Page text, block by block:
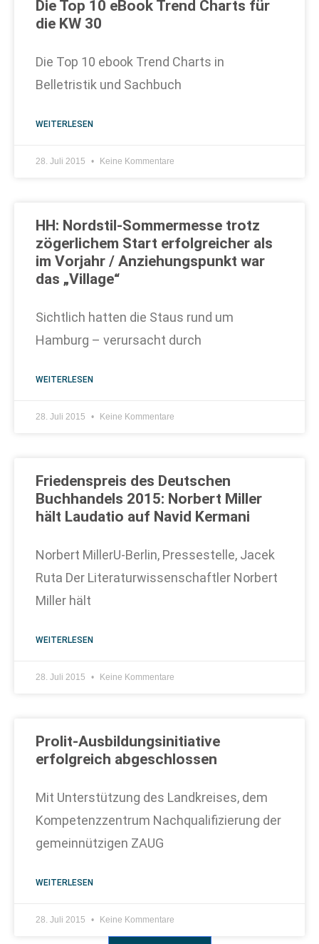
Die Top 10 eBook Trend Charts für
die KW 30
Die Top 10 ebook Trend Charts in
Belletristik und Sachbuch
WEITERLESEN
28. Juli 2015 Keine Kommentare
HH: Nordstil-Sommermesse trotz
zögerlichem Start erfolgreicher als
im Vorjahr / Anziehungspunkt war
das „Village“
Sichtlich hatten die Staus rund um
Hamburg – verursacht durch
WEITERLESEN
28. Juli 2015 Keine Kommentare
Friedenspreis des Deutschen
Buchhandels 2015: Norbert Miller
hält Laudatio auf Navid Kermani
Norbert MillerU-Berlin, Pressestelle, Jacek
Ruta Der Literaturwissenschaftler Norbert
Miller hält
WEITERLESEN
28. Juli 2015 Keine Kommentare
Prolit-Ausbildungsinitiative
erfolgreich abgeschlossen
Mit Unterstützung des Landkreises, dem
Kompetenzzentrum Nachqualifizierung der
gemeinnützigen ZAUG
WEITERLESEN
28. Juli 2015 Keine Kommentare